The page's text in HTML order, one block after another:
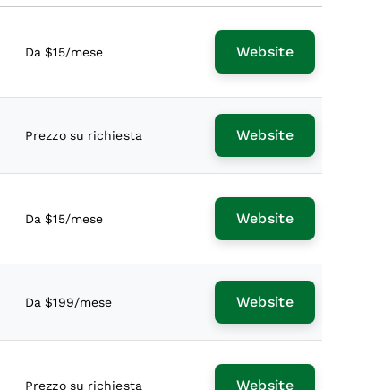
Da $15/mese Website
Prezzo su richiesta Website
Da $15/mese Website
Da $199/mese Website
Prezzo su richiesta Website